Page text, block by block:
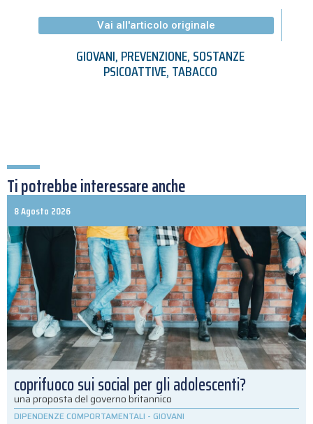
Vai all'articolo originale
GIOVANI,PREVENZIONE,SOSTANZE
PSICOATTIVE,TABACCO
Ti potrebbe interessare anche
8 Agosto 2026
coprifuoco sui social per gli adolescenti?
una proposta del governo britannico
DIPENDENZE COMPORTAMENTALI - GIOVANI